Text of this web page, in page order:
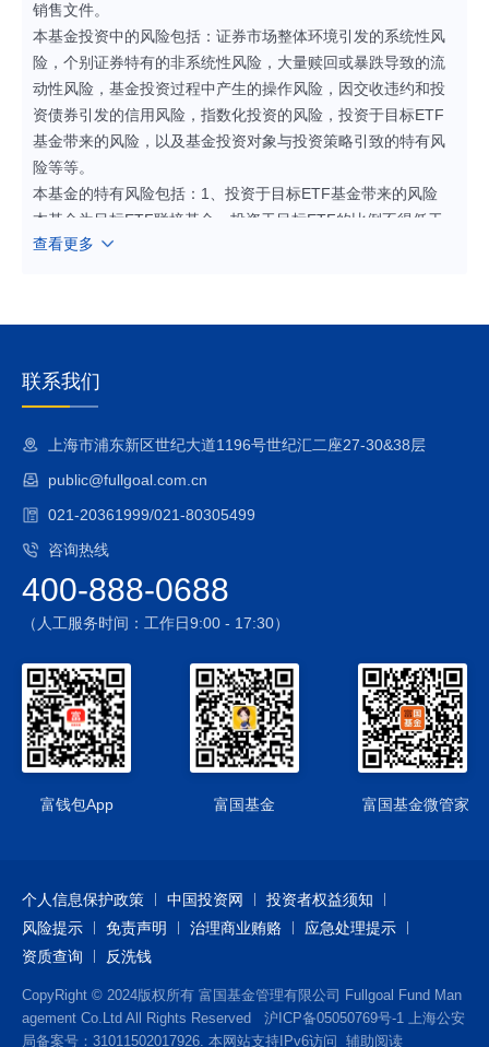
销售文件。
本基金投资中的风险包括：证券市场整体环境引发的系统性风
险，个别证券特有的非系统性风险，大量赎回或暴跌导致的流
动性风险，基金投资过程中产生的操作风险，因交收违约和投
资债券引发的信用风险，指数化投资的风险，投资于目标ETF
基金带来的风险，以及基金投资对象与投资策略引致的特有风
险等等。
本基金的特有风险包括：1、投资于目标ETF基金带来的风险
本基金为目标ETF联接基金，投资于目标ETF的比例不得低于
基金资产净值的90%，因此，本基金将面临例如目标ETF的管
算错误的风险、申购赎回清单差错风险、申购及赎回风险、基
盘风险、第三方机构服务的风险、投资特定品种的特有风险
等）、目标ETF的技术风险等风险。
本基金的指数化投资风险包括标的指数的风险、跟踪误差控制
未达约定目标的风险、成份股停牌的风险和指数编制机构停止
服务的风险等。
1）本基金将通过“港股通”投资于香港市场，在市场进入、投资
额度、可投资对象、税务政策等方面都有一定的限制，而且此
类限制可能会不断调整，这些限制因素的变化可能对本基金进
赎回产生直接或间接的影响。
2）香港市场交易规则有别于内地A股市场规则，此外，在港股
通下参与香港股票投资还将面临包括但不限于如下特殊风险：
涨跌幅限制、交易日不同、临时停市、交易机制、代理投票、
汇率风险、港股通每日额度限制等。
4、股指期货、国债期货的投资风险
和套期保值等用途，在极端情况下，期货市场波动仍可能对基
金资产造成不良影响。
5、股票期权的投资风险
衍生品价格波动带来的市场风险；衍生品基础资产交易量大于
市场可报价的交易量而产生的流动性风险；衍生品合约价格和
查看更多
联系我们
上海市浦东新区世纪大道1196号世纪汇二座27-30&38层
public@fullgoal.com.cn
021-20361999/021-80305499
咨询热线
400-888-0688
（人工服务时间：工作日9:00 - 17:30）
富钱包App 富国基金 富国基金微管家
个人信息保护政策 中国投资网
投资者权益须知
风险提示
免责声明 治理商业贿赂
应急处理提示
资质查询
反洗钱
CopyRight © 2024版权所有 富国基金管理有限公司 Fullgoal Fund Man
agement Co.Ltd All Rights Reserved
沪ICP备05050769号-1 上海公安
局备案号：31011502017926. 本网站支持IPv6访问 辅助阅读